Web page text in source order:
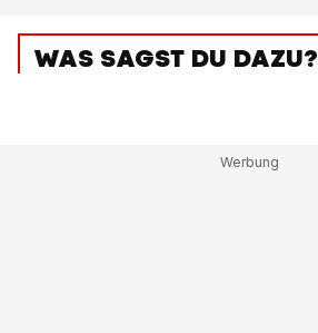
WAS SAGST DU DAZU?